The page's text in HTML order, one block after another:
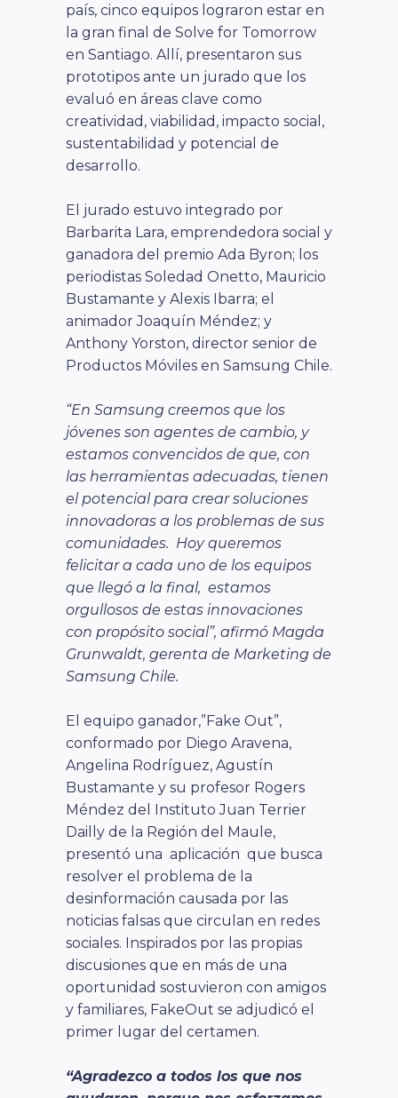
país, cinco equipos lograron estar en
la gran final de Solve for Tomorrow
en Santiago. Allí, presentaron sus
prototipos ante un jurado que los
evaluó en áreas clave como
creatividad, viabilidad, impacto social,
sustentabilidad y potencial de
desarrollo.
El jurado estuvo integrado por
Barbarita Lara, emprendedora social y
ganadora del premio Ada Byron; los
periodistas Soledad Onetto, Mauricio
Bustamante y Alexis Ibarra; el
animador Joaquín Méndez; y
Anthony Yorston, director senior de
Productos Móviles en Samsung Chile.
“En Samsung creemos que los
jóvenes son agentes de cambio, y
estamos convencidos de que, con
las herramientas adecuadas, tienen
el potencial para crear soluciones
innovadoras a los problemas de sus
comunidades. Hoy queremos
felicitar a cada uno de los equipos
que llegó a la final, estamos
orgullosos de estas innovaciones
con propósito social”, afirmó Magda
Grunwaldt, gerenta de Marketing de
Samsung Chile.
El equipo ganador,”Fake Out”,
conformado por Diego Aravena,
Angelina Rodríguez, Agustín
Bustamante y su profesor Rogers
Méndez del Instituto Juan Terrier
Dailly de la Región del Maule,
presentó una aplicación que busca
resolver el problema de la
desinformación causada por las
noticias falsas que circulan en redes
sociales. Inspirados por las propias
discusiones que en más de una
oportunidad sostuvieron con amigos
y familiares, FakeOut se adjudicó el
primer lugar del certamen.
“Agradezco a todos los que nos